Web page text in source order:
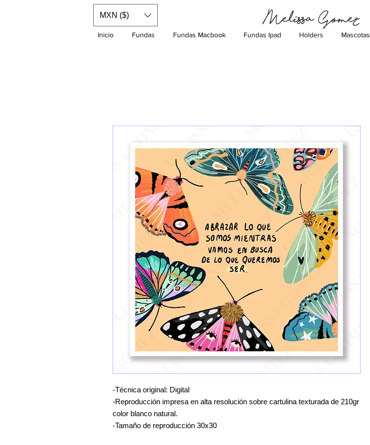
Inicio Fundas Fundas Macbook Fundas Ipad Holders Mascotas
MXN ($)
-Técnica original: Digital
-Reproducción impresa en alta resolución sobre cartulina texturada de 210gr
color blanco natural.
-Tamaño de reproducción 30x30